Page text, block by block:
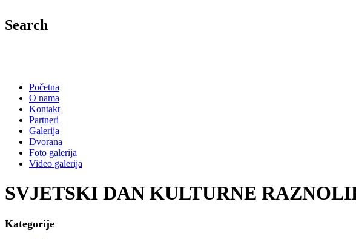
Search
Početna
O nama
Kontakt
Partneri
Galerija
Dvorana
Foto galerija
Video galerija
SVJETSKI DAN KULTURNE
Kategorije